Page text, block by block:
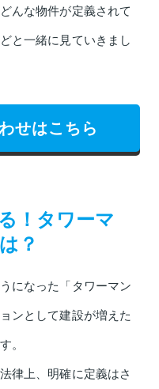
んな物件が定義されて
と一緒に見ていきまし
せはこちら
！タワーマ
？
になった「タワーマン
ンとして建設が増えた
。
律上、明確に定義はさ